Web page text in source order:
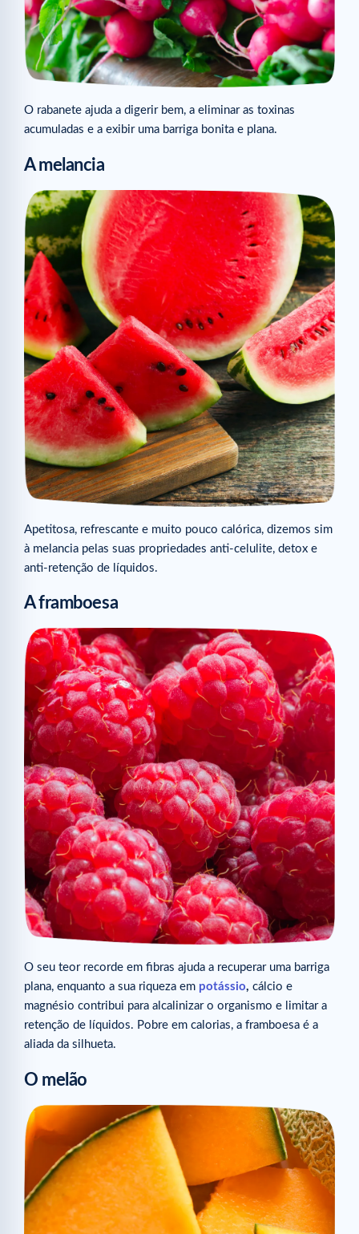
O rabanete ajuda a digerir bem, a eliminar as toxinas
acumuladas e a exibir uma barriga bonita e plana.
A melancia
Apetitosa, refrescante e muito pouco calórica, dizemos sim
à melancia pelas suas propriedades anti-celulite, detox e
anti-retenção de líquidos.
A framboesa
O seu teor recorde em fibras ajuda a recuperar uma barriga
plana, enquanto a sua riqueza em potássio, cálcio e
magnésio contribui para alcalinizar o organismo e limitar a
retenção de líquidos. Pobre em calorias, a framboesa é a
aliada da silhueta.
O melão